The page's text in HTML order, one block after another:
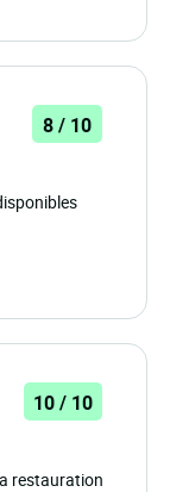
8 / 10
10 / 10
restauration